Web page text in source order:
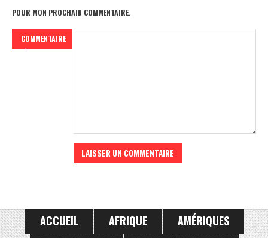
POUR MON PROCHAIN COMMENTAIRE.
COMMENTAIRE
ACCUEIL AFRIQUE
AMÉRIQUES